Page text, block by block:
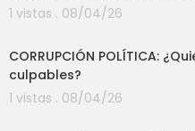
1 vistas . 08/04/26
CORRUPCIÓN POLÍTICA:
culpables?
1 vistas . 08/04/26